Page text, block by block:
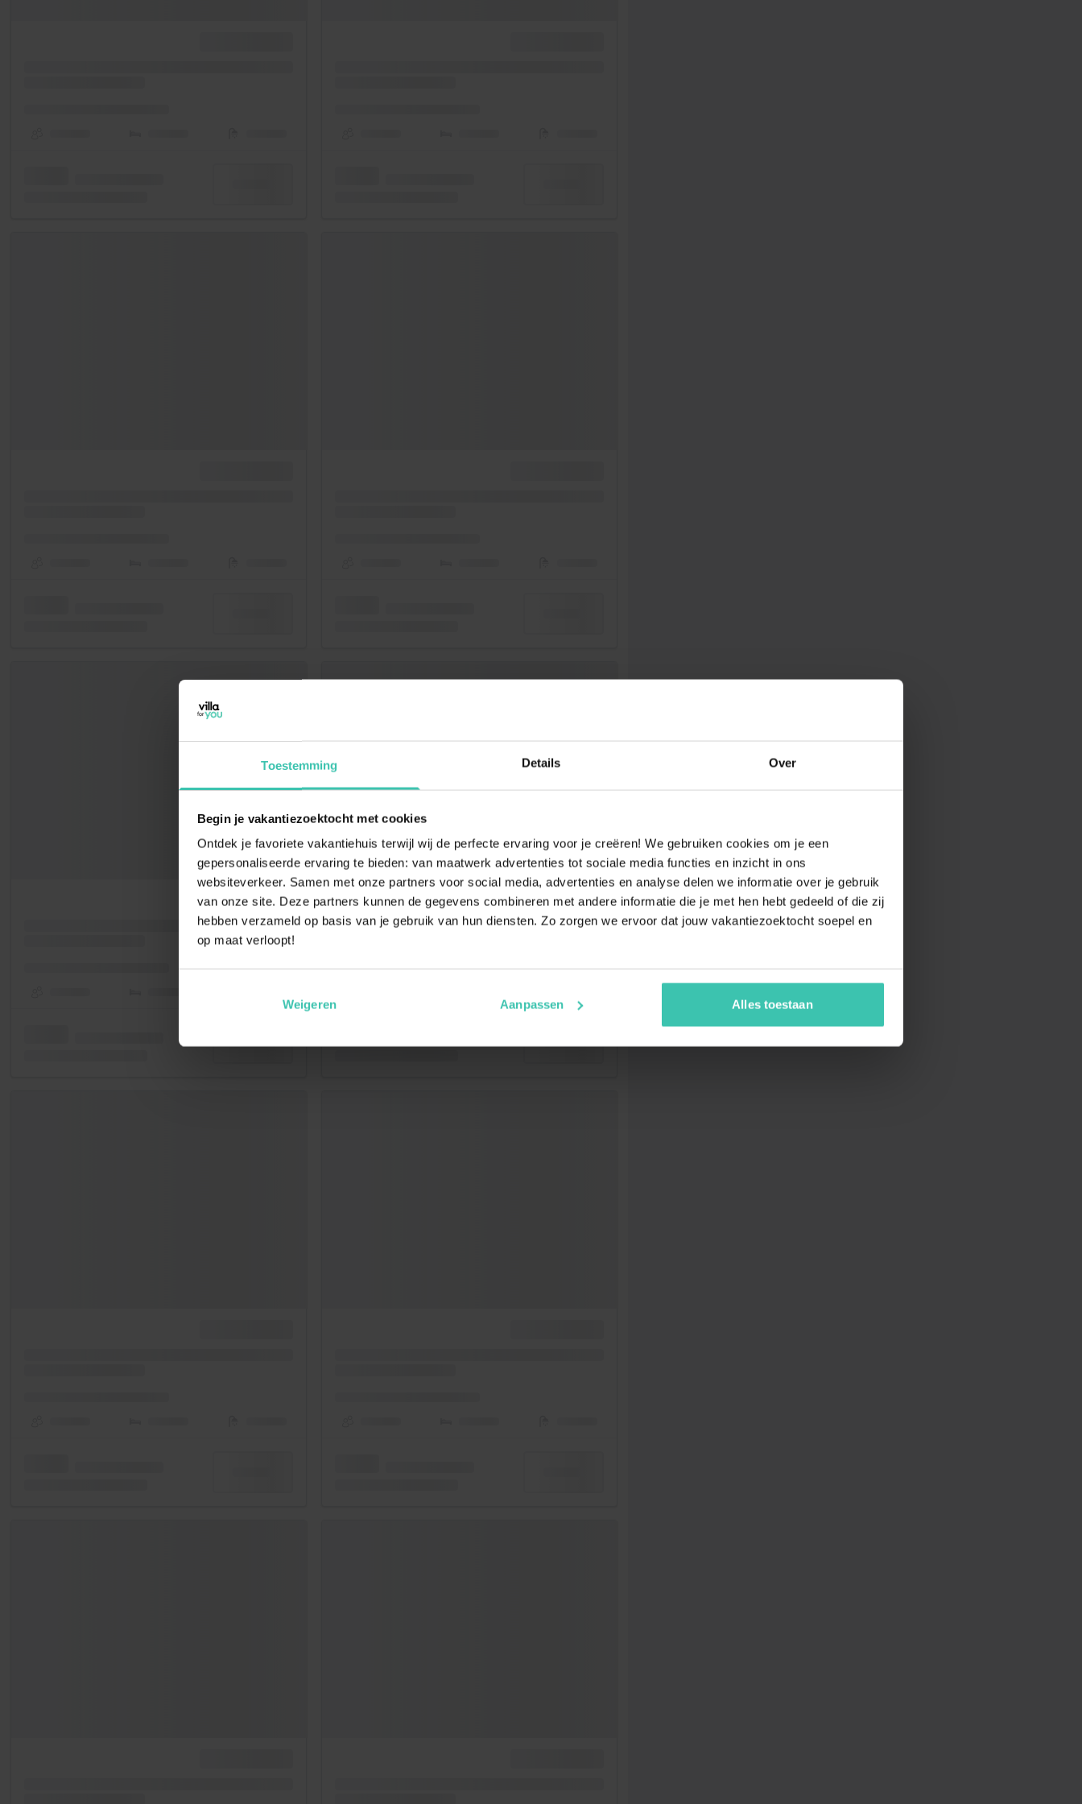
Toestemming Details Over
Begin je vakantiezoektocht met cookies
Ontdek je favoriete vakantiehuis terwijl wij de perfecte ervaring voor je creëren! We gebruiken cookies om je een
gepersonaliseerde ervaring te bieden: van maatwerk advertenties tot sociale media functies en inzicht in ons
websiteverkeer. Samen met onze partners voor social media, advertenties en analyse delen we informatie over je gebruik
van onze site. Deze partners kunnen de gegevens combineren met andere informatie die je met hen hebt gedeeld of die zij
hebben verzameld op basis van je gebruik van hun diensten. Zo zorgen we ervoor dat jouw vakantiezoektocht soepel en
op maat verloopt!
Weigeren Aanpassen Alles toestaan